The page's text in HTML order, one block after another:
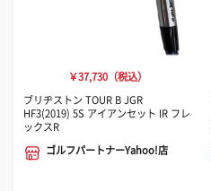
￥37,730（税込）
ブリヂストン TOUR B JGR
HF3(2019) 5S アイアンセット IR フレ
ックスR
ゴルフパートナーYahoo!店